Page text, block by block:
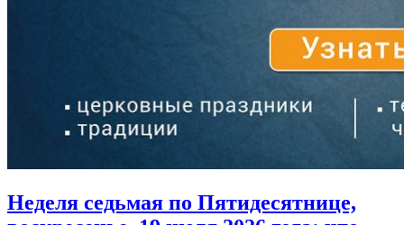
Неделя седьмая по Пятидесятнице,